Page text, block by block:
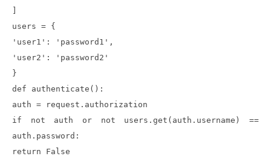
users = {
'user1': 'password1',
'user2': 'password2'
}
def authenticate():
auth = request.authorization
if not auth or not users.get(auth.username) ==
auth.password:
return False